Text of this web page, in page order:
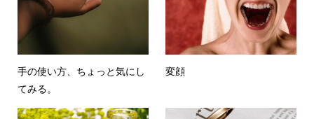
手の使い方、ちょっと気にし
てみる。
変顔